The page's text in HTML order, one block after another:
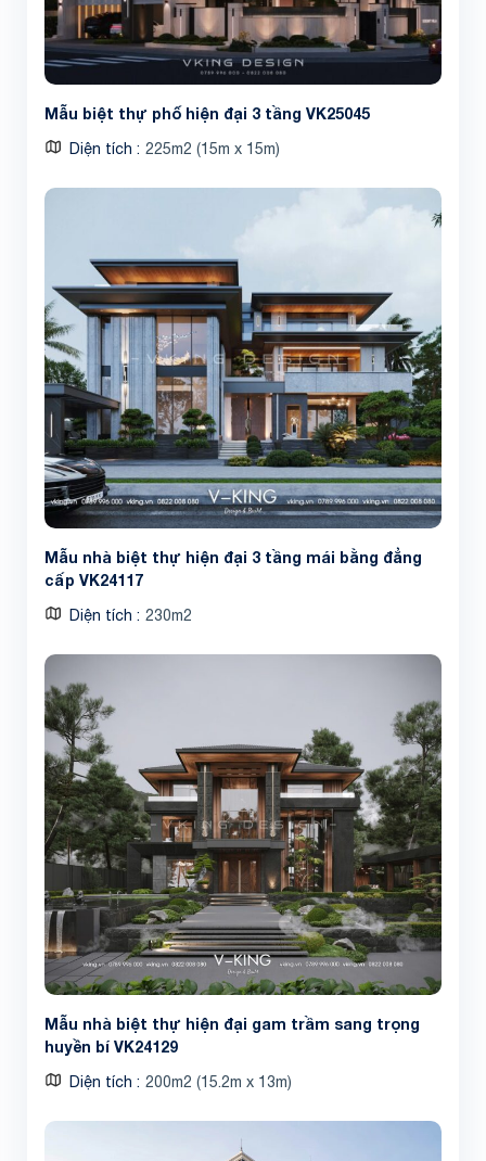
Mẫu biệt thự phố hiện đại 3 tầng VK25045
Diện tích 225m2 (15m x 15m)
Mẫu nhà biệt thự hiện đại 3 tầng mái bằng đẳng
cấp VK24117
Diện tích 230m2
Mẫu nhà biệt thự hiện đại gam trầm sang trọng
huyền bí VK24129
Diện tích 200m2 (15.2m x 13m)